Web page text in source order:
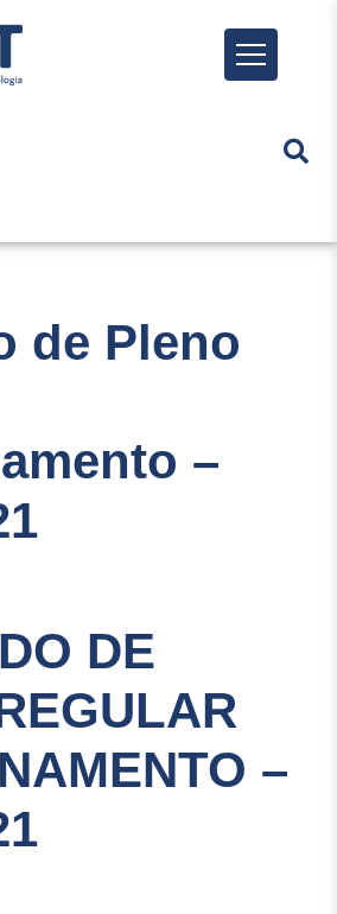
Menu
de Pleno
–
DE
–